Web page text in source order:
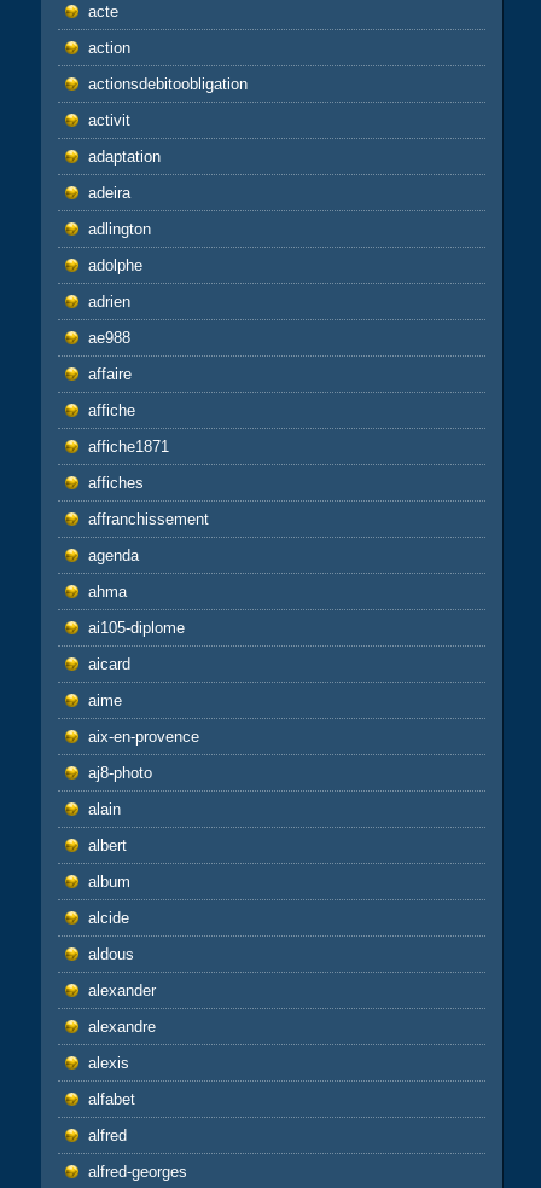
acte
action
actionsdebitoobligation
activit
adaptation
adeira
adlington
adolphe
adrien
ae988
affaire
affiche
affiche1871
affiches
affranchissement
agenda
ahma
ai105-diplome
aicard
aime
aix-en-provence
aj8-photo
alain
albert
album
alcide
aldous
alexander
alexandre
alexis
alfabet
alfred
alfred-georges